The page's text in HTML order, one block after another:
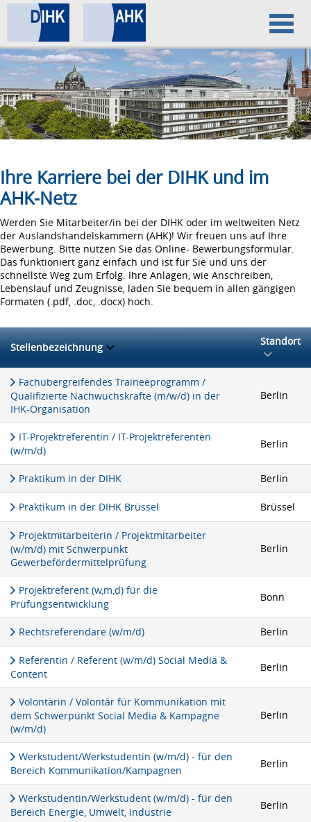
Home
Datenschutz
Impressum
Ihre Karriere bei der DIHK und im
AHK-Netz
Werden Sie Mitarbeiter/in bei der DIHK oder im weltweiten Netz
der Auslandshandelskammern (AHK)! Wir freuen uns auf Ihre
Bewerbung. Bitte nutzen Sie das Online- Bewerbungsformular.
Das funktioniert ganz einfach und ist für Sie und uns der
schnellste Weg zum Erfolg. Ihre Anlagen, wie Anschreiben,
Lebenslauf und Zeugnisse, laden Sie bequem in allen gängigen
Formaten (.pdf, .doc, .docx) hoch.
Stellenbezeichnung Standort
Fachübergreifendes Traineeprogramm /
Qualifizierte Nachwuchskräfte (m/w/d) in der
IHK-Organisation
Berlin
IT-Projektreferentin / IT-Projektreferenten
(w/m/d)
Berlin
Praktikum in der DIHK Berlin
Praktikum in der DIHK Brüssel Brüssel
Projektmitarbeiterin / Projektmitarbeiter
(w/m/d) mit Schwerpunkt
Gewerbefördermittelprüfung
Berlin
Projektreferent (w,m,d) für die
Prüfungsentwicklung
Bonn
Rechtsreferendare (w/m/d) Berlin
Referentin / Referent (w/m/d) Social Media &
Content
Berlin
Volontärin / Volontär für Kommunikation mit
dem Schwerpunkt Social Media & Kampagne
(w/m/d)
Berlin
Werkstudent/Werkstudentin (w/m/d) - für den
Bereich Kommunikation/Kampagnen
Berlin
Werkstudentin/Werkstudent (w/m/d) - für den
Bereich Energie, Umwelt, Industrie
Berlin